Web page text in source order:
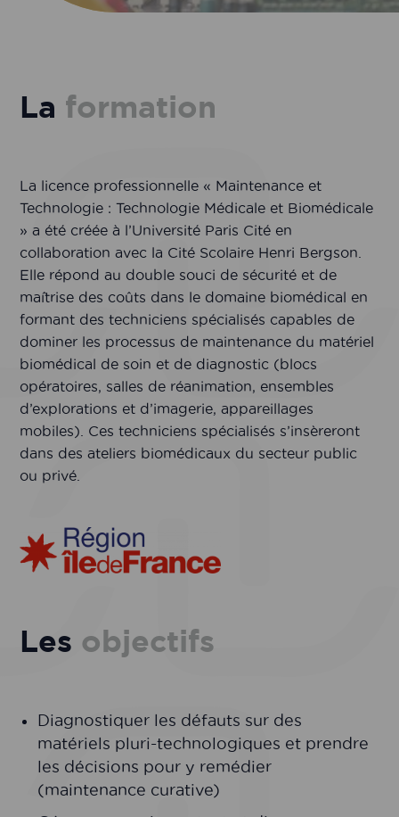
La formation
La licence professionnelle « Maintenance et
Technologie : Technologie Médicale et Biomédicale
» a été créée à l’Université Paris Cité en
collaboration avec la Cité Scolaire Henri Bergson.
Elle répond au double souci de sécurité et de
maîtrise des coûts dans le domaine biomédical en
formant des techniciens spécialisés capables de
dominer les processus de maintenance du matériel
biomédical de soin et de diagnostic (blocs
opératoires, salles de réanimation, ensembles
d’explorations et d’imagerie, appareillages
mobiles). Ces techniciens spécialisés s’insèreront
dans des ateliers biomédicaux du secteur public
ou privé.
Les objectifs
Diagnostiquer les défauts sur des
matériels pluri-technologiques et prendre
les décisions pour y remédier
(maintenance curative)